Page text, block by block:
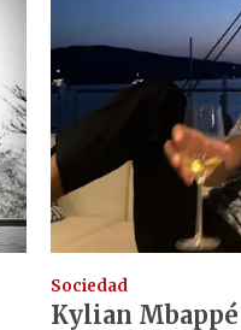
Sociedad
Kylian